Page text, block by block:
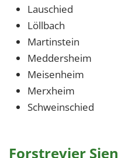
Lauschied
Löllbach
Martinstein
Meddersheim
Meisenheim
Merxheim
Schweinschied
Forstrevier Sien